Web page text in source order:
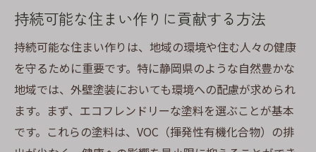
持続可能な住まい作りに貢献する方法
持続可能な住まい作りは、地域の環境や住む人々の健康
を守るために重要です。特に静岡県のような自然豊かな
地域では、外壁塗装においても環境への配慮が求められ
ます。まず、エコフレンドリーな塗料を選ぶことが基本
です。これらの塗料は、VOC（揮発性有機化合物）の排